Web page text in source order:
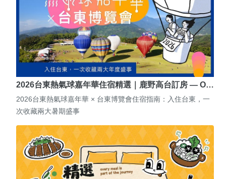
2026台東熱氣球嘉年華住宿精選｜鹿野高台訂房 — O…
2026台東熱氣球嘉年華 × 台東博覽會住宿指南：入住台東，一
次收藏兩大暑期盛事